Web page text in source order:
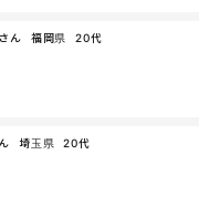
ん 福岡県
20代
埼玉県
20代